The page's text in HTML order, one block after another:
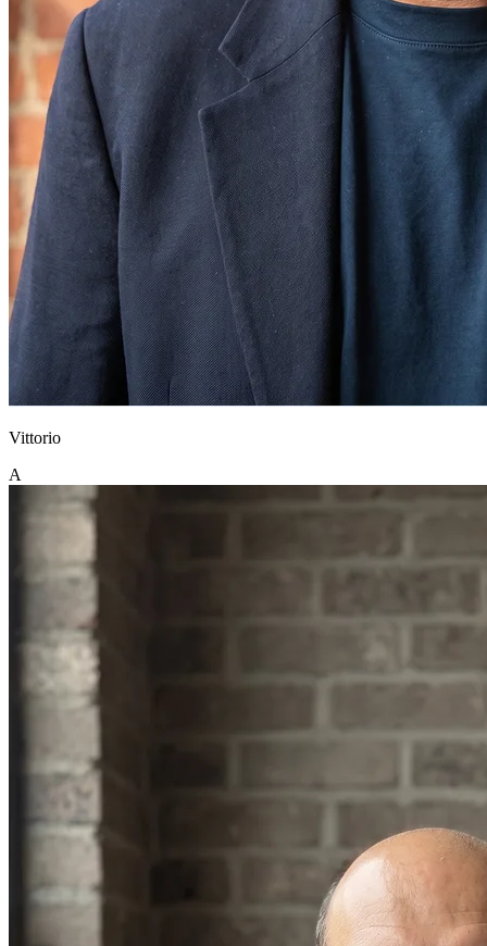
Vittorio
A